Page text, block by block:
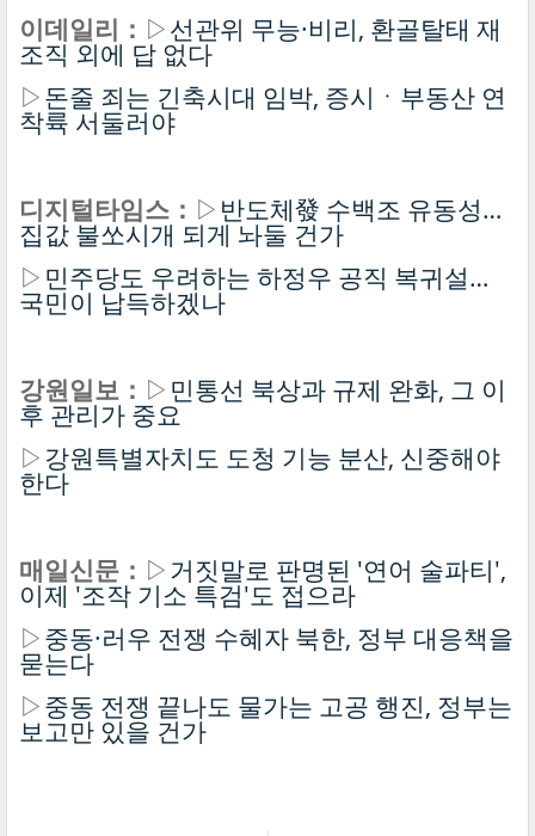
이데일리： ▷선관위 무능·비리, 환골탈태 재
조직 외에 답 없다
▷돈줄 죄는 긴축시대 임박, 증시ㆍ부동산 연
착륙 서둘러야
디지털타임스： ▷ 반도체發 수백조 유동성…
집값 불쏘시개 되게 놔둘 건가
▷ 민주당도 우려하는 하정우 공직 복귀설…
국민이 납득하겠나
강원일보： ▷ 민통선 북상과 규제 완화, 그 이
후 관리가 중요
▷강원특별자치도 도청 기능 분산, 신중해야
한다
매일신문： ▷거짓말로 판명된 '연어 술파티',
이제 '조작 기소 특검'도 접으라
▷중동·러우 전쟁 수혜자 북한, 정부 대응책을
묻는다
▷중동 전쟁 끝나도 물가는 고공 행진, 정부는
보고만 있을 건가